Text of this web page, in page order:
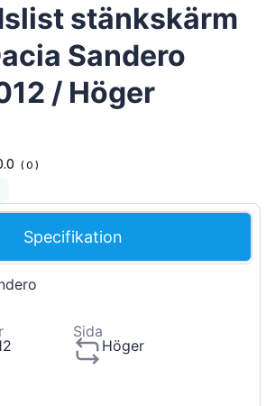
stänkskärm
Sandero
/ Höger
(0 )
Specifikation
Sida
Höger